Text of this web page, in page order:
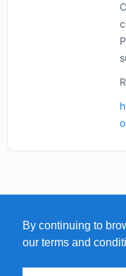
MAP
By continuing to
our terms and